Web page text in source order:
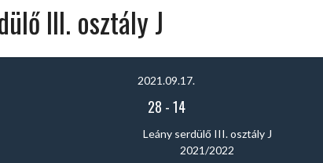
III. osztály J
2021.09.17.
28 -14
Leány serdülő III. osztály J
2021/2022